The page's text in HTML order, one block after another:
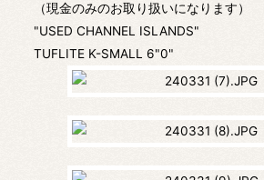
（現金のみのお取り扱いになります）
"USED CHANNEL ISLANDS"
TUFLITE K-SMALL 6"0"